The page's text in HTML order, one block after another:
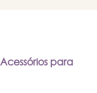
Acessórios para